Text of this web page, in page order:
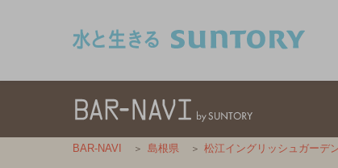
BAR-NAVI 島根県 松江イングリッシュガーデ